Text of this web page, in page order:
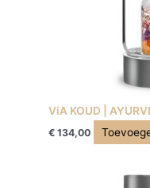
ViA KOUD |
€ 134,00